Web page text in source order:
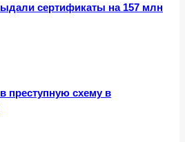
сертификаты на 157 млн
преступную схему в